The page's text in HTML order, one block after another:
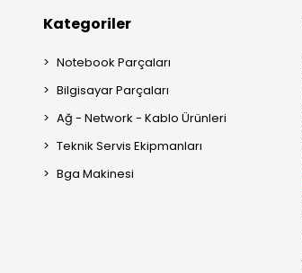
Kategoriler
Notebook Parçaları
Bilgisayar Parçaları
Ağ - Network - Kablo Ürünleri
Teknik Servis Ekipmanları
Bga Makinesi